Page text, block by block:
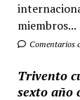
miembros...
Comentarios
Trivento
sexto año